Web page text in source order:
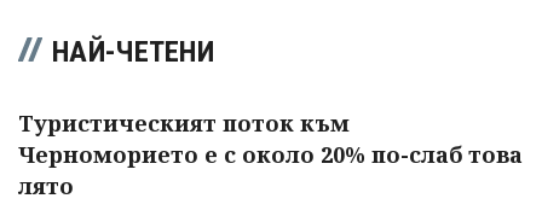
НАЙ-ЧЕТЕНИ
Туристическият поток към
Черноморието е с около 20% по-слаб това
лято